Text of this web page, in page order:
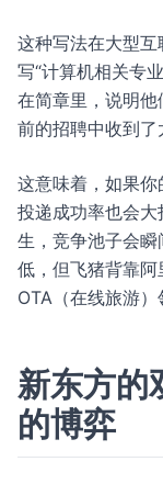
这种写法在大型
写“计算机相关专
在简章里，说明
前的招聘中收到了
这意味着，如果你
投递成功率也会
生，竞争池子会
低，但飞猪背靠
OTA（在线旅游）
新东方的
的博弈